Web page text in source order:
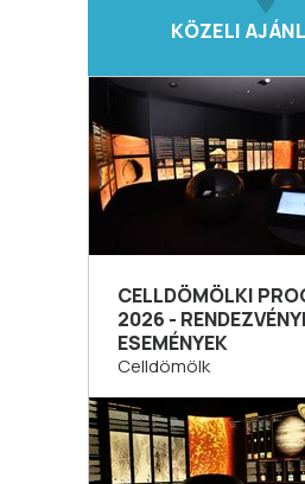
KÖZELI
CELLDÖMÖLKI
2026 -
ESEMÉNYEK
Celldömölk